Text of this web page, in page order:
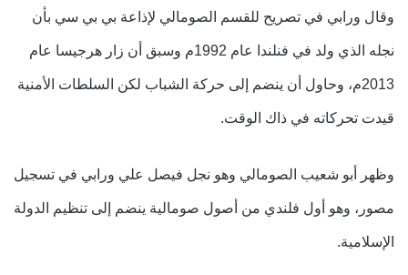
وقال ورابي في تصريح للقسم الصومالي لإذاعة بي بي سي بأن
نجله الذي ولد في فنلندا عام 1992م وسبق أن زار هرجيسا عام
2013م، وحاول أن ينضم إلى حركة الشباب لكن السلطات الأمنية
قيدت تحركاته في ذاك الوقت.
وظهر أبو شعيب الصومالي وهو نجل فيصل علي ورابي في تسجيل
مصور، وهو أول فلندي من أصول صومالية ينضم إلى تنظيم الدولة
الإسلامية.